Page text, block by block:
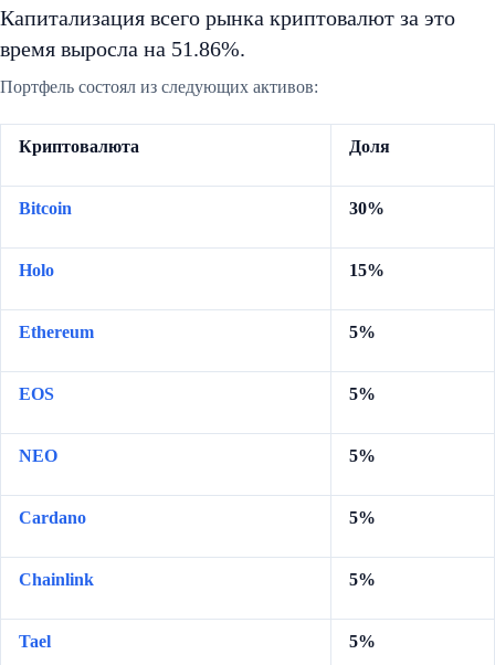
Капитализация всего рынка криптовалют за это
время выросла на 51.86%.
Портфель состоял из следующих активов:
Криптовалюта Доля
Bitcoin 30%
Holo 15%
Ethereum 5%
EOS 5%
NEO 5%
Cardano 5%
Chainlink 5%
Tael 5%